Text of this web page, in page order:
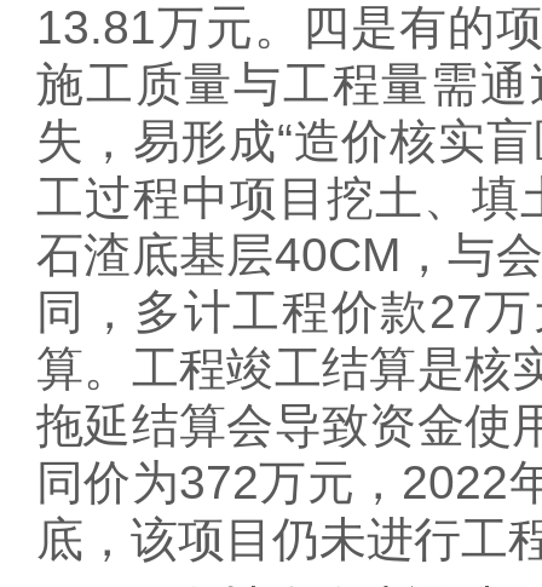
13.81万元。四是有的
施工质量与工程量需
失，易形成“造价核实
工过程中项目挖土、填
石渣底基层40CM，与
同，多计工程价款27
算。工程竣工结算是核
拖延结算会导致资金使
同价为372万元，2022
底，该项目仍未进行工